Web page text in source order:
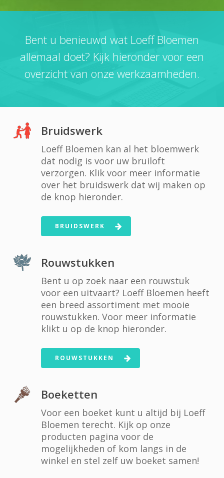
Bent u benieuwd wat Loeff Bloemen
allemaal doet? Kijk hieronder voor een
overzicht van onze werkzaamheden.
Bruidswerk
Loeff Bloemen kan al het bloemwerk
dat nodig is voor uw bruiloft
verzorgen. Klik voor meer informatie
over het bruidswerk dat wij maken op
de knop hieronder.
BRUIDSWERK
Rouwstukken
Bent u op zoek naar een rouwstuk
voor een uitvaart? Loeff Bloemen heeft
een breed assortiment met mooie
rouwstukken. Voor meer informatie
klikt u op de knop hieronder.
ROUWSTUKKEN
Boeketten
Voor een boeket kunt u altijd bij Loeff
Bloemen terecht. Kijk op onze
producten pagina voor de
mogelijkheden of kom langs in de
winkel en stel zelf uw boeket samen!